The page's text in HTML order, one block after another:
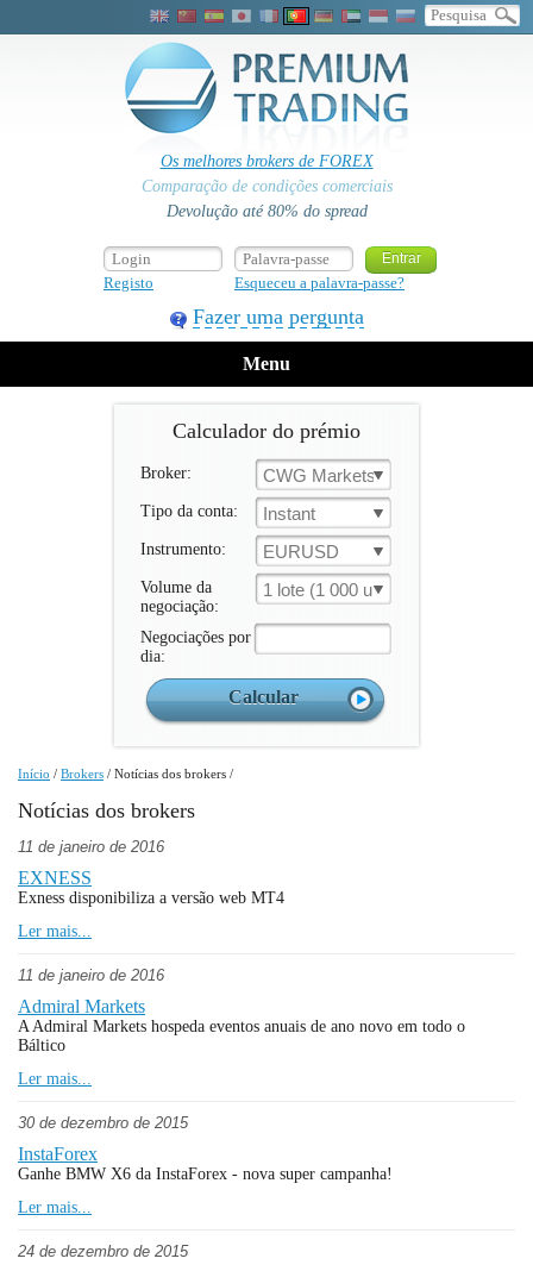
Os melhores brokers de FOREX
Comparação de condições comerciais
Devolução até 80% do spread
Registo Esqueceu a palavra-passe?
Fazer uma pergunta
Menu
Calculador do prémio
Broker: CWG Markets
Tipo da conta: Instant
Instrumento: EURUSD
Volume da
negociação:
1 lote (1 000 un.)
Negociações por
dia:
Início / Brokers / Notícias dos brokers /
Notícias dos brokers
11 de janeiro de 2016
EXNESS
Exness disponibiliza a versão web MT4
Ler mais...
11 de janeiro de 2016
Admiral Markets
A Admiral Markets hospeda eventos anuais de ano novo em todo o
Báltico
Ler mais...
30 de dezembro de 2015
InstaForex
Ganhe BMW X6 da InstaForex - nova super campanha!
Ler mais...
24 de dezembro de 2015